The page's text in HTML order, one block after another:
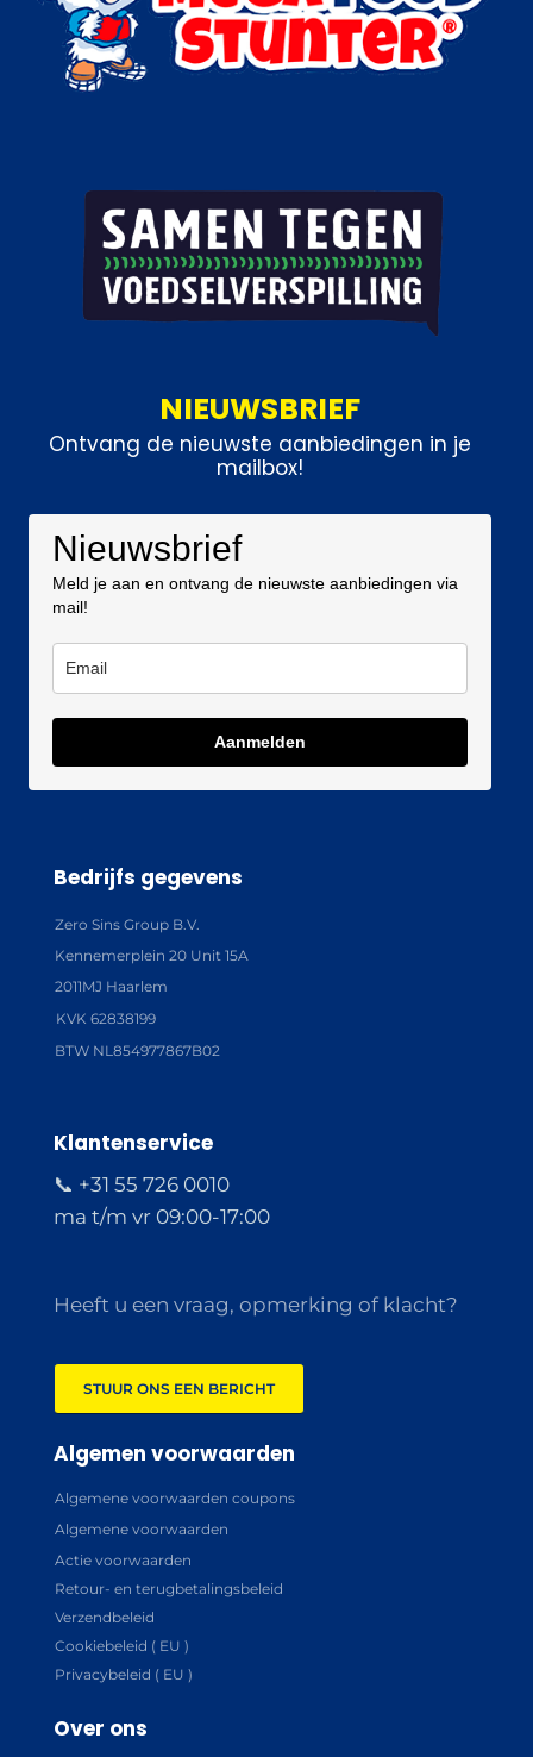
NIEUWSBRIEF
Ontvang de nieuwste aanbiedingen in je
mailbox!
Nieuwsbrief
Meld je aan en ontvang de nieuwste aanbiedingen via
mail!
Aanmelden
Bedrijfs gegevens
Zero Sins Group B.V.
Kennemerplein 20 Unit 15A
2011MJ Haarlem
KVK 62838199
BTW NL854977867B02
Klantenservice
📞 +31 55 726 0010
ma t/m vr 09:00-17:00
Heeft u een vraag, opmerking of klacht?
STUUR ONS EEN BERICHT
Algemen voorwaarden
Algemene voorwaarden coupons
Algemene voorwaarden
Actie voorwaarden
Retour- en terugbetalingsbeleid
Verzendbeleid
Cookiebeleid ( EU )
Privacybeleid ( EU )
Over ons